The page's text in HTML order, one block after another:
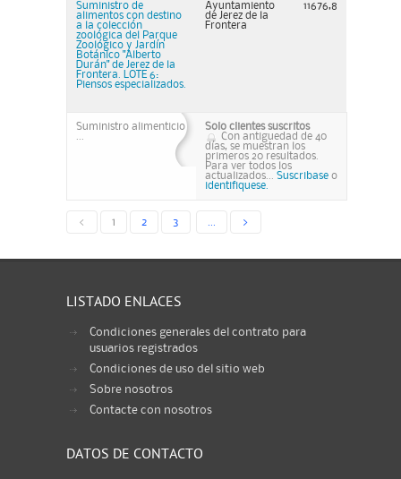
Suministro de
alimentos con destino
a la colección
zoológica del Parque
Zoológico y Jardín
Botánico "Alberto
Durán" de Jerez de la
Frontera. LOTE 6:
Piensos especializados.
Ayuntamiento
de Jerez de la
Frontera
11676,8
Suministro alimenticio
Solo clientes suscritos
Con antiguedad de 40
días, se muestran los
primeros 20 resultados.
Para ver todos los
actualizados... Suscribase o
identifiquese.
< 1 2 3 >
LISTADO ENLACES
Condiciones generales del contrato para
usuarios registrados
Condiciones de uso del sitio web
Sobre nosotros
Contacte con nosotros
DATOS DE CONTACTO